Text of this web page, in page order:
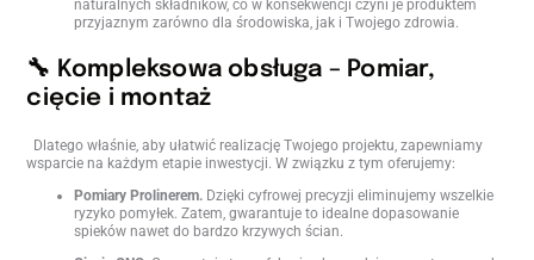
naturalnych składników, co w konsekwencji czyni je produktem
przyjaznym zarówno dla środowiska, jak i Twojego zdrowia.
🔧 Kompleksowa obsługa – Pomiar,
cięcie i montaż
Dlatego właśnie, aby ułatwić realizację Twojego projektu, zapewniamy
wsparcie na każdym etapie inwestycji. W związku z tym oferujemy:
Pomiary Prolinerem. Dzięki cyfrowej precyzji eliminujemy wszelkie
ryzyko pomyłek. Zatem, gwarantuje to idealne dopasowanie
spieków nawet do bardzo krzywych ścian.